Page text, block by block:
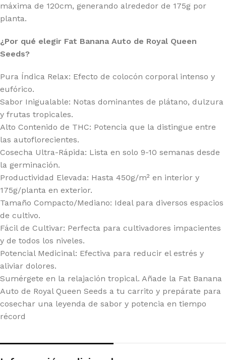
máxima de 120cm, generando alrededor de 175g por
planta.
¿Por qué elegir Fat Banana Auto de Royal Queen
Seeds?
Pura Índica Relax: Efecto de colocón corporal intenso y
eufórico.
Sabor Inigualable: Notas dominantes de plátano, dulzura
y frutas tropicales.
Alto Contenido de THC: Potencia que la distingue entre
las autoflorecientes.
Cosecha Ultra-Rápida: Lista en solo 9-10 semanas desde
la germinación.
Productividad Elevada: Hasta 450g/m² en interior y
175g/planta en exterior.
Tamaño Compacto/Mediano: Ideal para diversos espacios
de cultivo.
Fácil de Cultivar: Perfecta para cultivadores impacientes
y de todos los niveles.
Potencial Medicinal: Efectiva para reducir el estrés y
aliviar dolores.
Sumérgete en la relajación tropical. Añade la Fat Banana
Auto de Royal Queen Seeds a tu carrito y prepárate para
cosechar una leyenda de sabor y potencia en tiempo
récord